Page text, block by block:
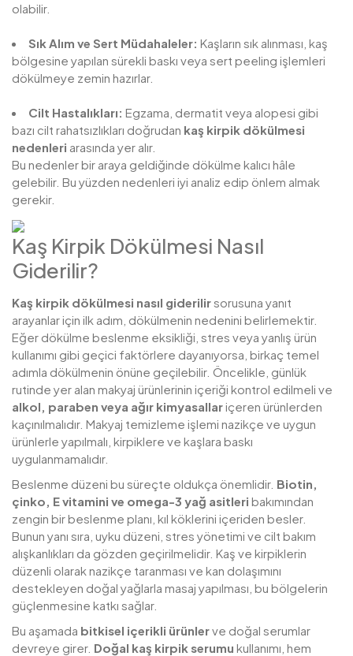
olabilir.
Sık Alım ve Sert Müdahaleler: Kaşların sık alınması, kaş
bölgesine yapılan sürekli baskı veya sert peeling işlemleri
dökülmeye zemin hazırlar.
Cilt Hastalıkları: Egzama, dermatit veya alopesi gibi
bazı cilt rahatsızlıkları doğrudan kaş kirpik dökülmesi
nedenleri arasında yer alır.
Bu nedenler bir araya geldiğinde dökülme kalıcı hâle
gelebilir. Bu yüzden nedenleri iyi analiz edip önlem almak
gerekir.
Kaş Kirpik Dökülmesi Nasıl
Giderilir?
Kaş kirpik dökülmesi nasıl giderilirsorusuna yanıt
arayanlar için ilk adım, dökülmenin nedenini belirlemektir.
Eğer dökülme beslenme eksikliği, stres veya yanlış ürün
kullanımı gibi geçici faktörlere dayanıyorsa, birkaç temel
adımla dökülmenin önüne geçilebilir. Öncelikle, günlük
rutinde yer alan makyaj ürünlerinin içeriği kontrol edilmeli ve
alkol, paraben veya ağır kimyasallariçeren ürünlerden
kaçınılmalıdır. Makyaj temizleme işlemi nazikçe ve uygun
ürünlerle yapılmalı, kirpiklere ve kaşlara baskı
uygulanmamalıdır.
Beslenme düzeni bu süreçte oldukça önemlidir. Biotin,
çinko, E vitamini ve omega-3 yağ asitleri bakımından
zengin bir beslenme planı, kıl köklerini içeriden besler.
Bunun yanı sıra, uyku düzeni, stres yönetimi ve cilt bakım
alışkanlıkları da gözden geçirilmelidir. Kaş ve kirpiklerin
düzenli olarak nazikçe taranması ve kan dolaşımını
destekleyen doğal yağlarla masaj yapılması, bu bölgelerin
güçlenmesine katkı sağlar.
Bu aşamada bitkisel içerikli ürünlerve doğal serumlar
devreye girer. Doğal kaş kirpik serumu kullanımı, hem